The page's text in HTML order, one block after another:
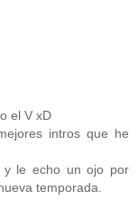
el V xD
intros que he
le echo un ojo por
temporada.